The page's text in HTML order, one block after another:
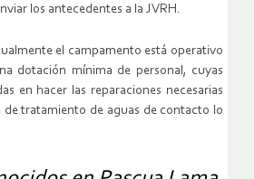
los antecedentes a la JVRH.
el campamento está operativo
dotación mínima de personal, cuyas
en hacer las reparaciones necesarias
de tratamiento de aguas de contacto lo